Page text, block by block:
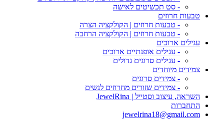
- סט תכשיטים לאישה
טבעות חרוזים
- טבעות חרוזים | הקולקציה הצרה
- טבעות חרוזים | הקולקציה הרחבה
עגילים ארוכים
- עגילים אופנתיים ארוכים
- עגילים סרוגים גדולים
צמידים מיוחדים
- צמידים סרוגים
- צמידים שזורים מחרוזים לנשים
השראה, עיצוב וסטייל | JewelRina
התחברות
jewelrina18@gmail.com